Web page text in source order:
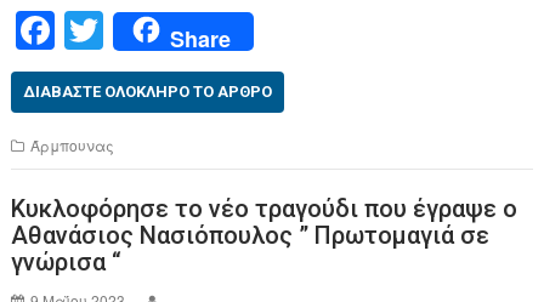
F
a
c
e
b
o
o
T
wi
tt
er
Share
ΔΙΑΒΆΣΤΕ ΟΛΌΚΛΗΡΟ ΤΟ ΆΡΘΡΟ
Άρμπουνας
Κυκλοφόρησε το νέο τραγούδι που έγραψε ο
Αθανάσιος Νασιόπουλος ” Πρωτομαγιά σε
γνώρισα “